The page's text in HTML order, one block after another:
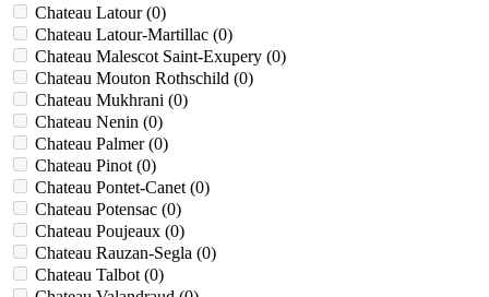
Chateau Latour (0)
Chateau Latour-Martillac (0)
Chateau Malescot Saint-Exupery (0)
Chateau Mouton Rothschild (0)
Chateau Mukhrani (0)
Chateau Nenin (0)
Chateau Palmer (0)
Chateau Pinot (0)
Chateau Pontet-Canet (0)
Chateau Potensac (0)
Chateau Poujeaux (0)
Chateau Rauzan-Segla (0)
Chateau Talbot (0)